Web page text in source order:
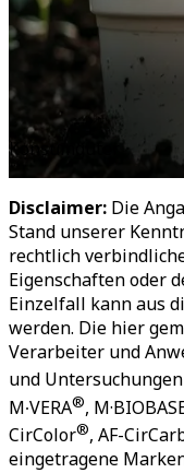
Konsumgüter
Disclaimer: Die
Stand unserer
rechtlich
Eigenschaften oder
Einzelfall kann aus
werden. Die hier
Verarbeiter und
und
M∙VERA®,
CirColor®, AF-
eingetragene